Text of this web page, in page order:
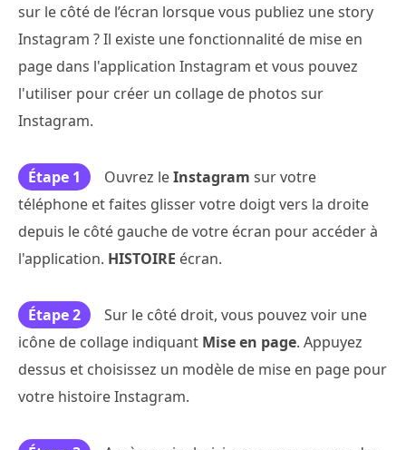
sur le côté de l’écran lorsque vous publiez une story
Instagram ? Il existe une fonctionnalité de mise en
page dans l'application Instagram et vous pouvez
l'utiliser pour créer un collage de photos sur
Instagram.
Étape 1 Ouvrez leInstagram sur votre
téléphone et faites glisser votre doigt vers la droite
depuis le côté gauche de votre écran pour accéder à
l'application. HISTOIRE écran.
Étape 2
Sur le côté droit, vous pouvez voir une
icône de collage indiquant Mise en page. Appuyez
dessus et choisissez un modèle de mise en page pour
votre histoire Instagram.